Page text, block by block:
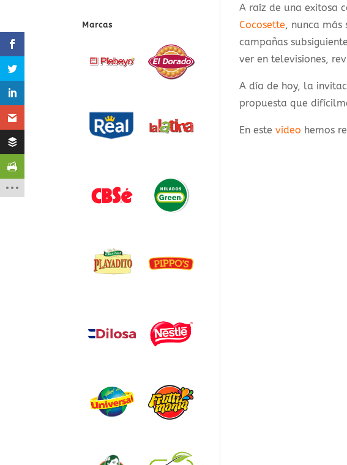
A raíz de una exitosa
Cocosette, nunca más
campañas
ver en televisiones,
A día de hoy, la
propuesta que
En estevideo hemos
Marcas